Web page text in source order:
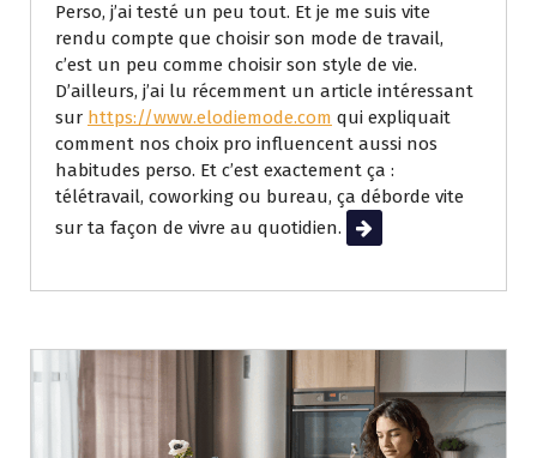
Perso, j’ai testé un peu tout. Et je me suis vite
rendu compte que choisir son mode de travail,
c’est un peu comme choisir son style de vie.
D’ailleurs, j’ai lu récemment un article intéressant
sur https://www.elodiemode.com qui expliquait
comment nos choix pro influencent aussi nos
habitudes perso. Et c’est exactement ça :
télétravail, coworking ou bureau, ça déborde vite
sur ta façon de vivre au quotidien.
Lire la suite